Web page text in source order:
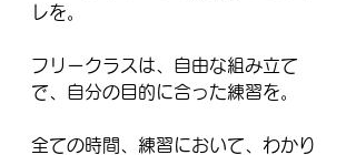
レを。
フリークラスは、自由な組み立て
で、自分の目的に合った練習を。
全ての時間、練習において、わかり